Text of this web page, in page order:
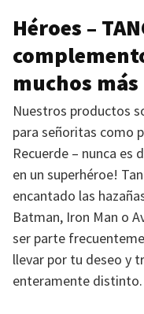
Héroes –
muchos más
Nuestros productos
para señoritas como
Recuerde – nunca
en un superhéroe!
encantado las
Batman, Iron Man o
ser parte
llevar por tu deseo y
enteramente distinto.